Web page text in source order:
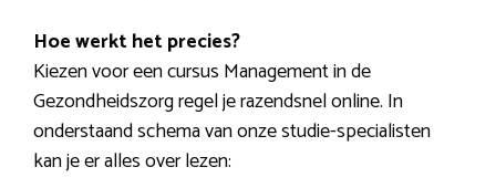
Hoe werkt het precies?
Kiezen voor een cursus Management in de
Gezondheidszorg regel je razendsnel online. In
onderstaand schema van onze studie-specialisten
kan je er alles over lezen: